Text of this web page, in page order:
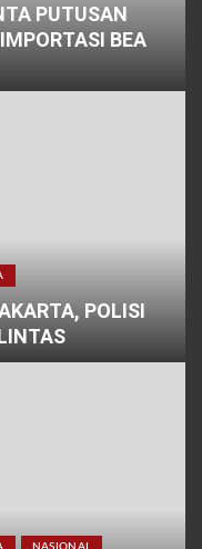
PUTUSAN
BEA
POLISI
NASIONAL